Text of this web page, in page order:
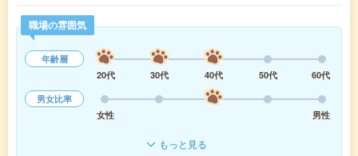
職場の雰囲気
年齢層
20代
30代 40代 50代
60代
男女比率
女性
男性
もっと見る